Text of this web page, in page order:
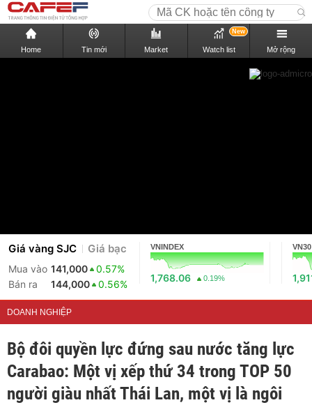
Home Tin mới Market Watch list
New
Mở rộng
Giá vàng SJC Giá bạc
Mua vào 141,000
0.57%
Bán ra
144,000 0.56%
VNINDEX
1,768.06 0.19%
VN30
DOANH NGHIỆP
Bộ đôi quyền lực đứng sau nước tăng lực
Carabao: Một vị xếp thứ 34 trong TOP 50
người giàu nhất Thái Lan, một vị là ngôi